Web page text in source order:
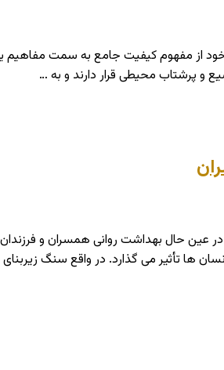
و پرشتاب محیطی قرار دارند و به …
در عین حال بهداشت روانی همسران و
ها تأثیر می گذارد. در واقع سنگ